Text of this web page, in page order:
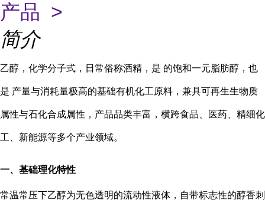
产品 >
简介
乙醇，化学分子式 ，日常俗称酒精，是 的饱和一元脂肪醇，也
是 产量与消耗量极高的基础有机化工原料，兼具可再生生物质
属性与石化合成属性，产品品类丰富，横跨食品、医药、精细化
工、新能源等多个产业领域。
一、基础理化特性
常温常压下乙醇为无色透明的流动性液体，自带标志性的醇香刺